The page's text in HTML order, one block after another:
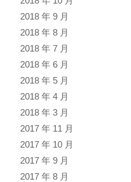
2018 年 9 月
2018 年 8 月
2018 年 7 月
2018 年 6 月
2018 年 5 月
2018 年 4 月
2018 年 3 月
2017 年 11 月
2017 年 10 月
2017 年 9 月
2017 年 8 月